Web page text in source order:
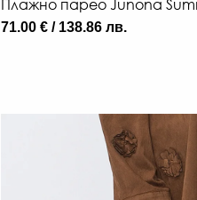
Плажно парео Junona
71.00 € / 138.86 лв.